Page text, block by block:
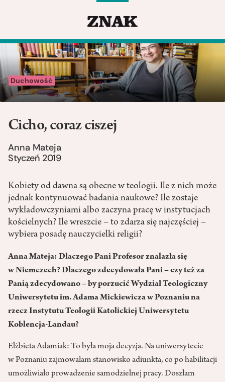
Duchowość
Cicho, coraz ciszej
Anna Mateja
Styczeń 2019
Kobiety od dawna są obecne w teologii. Ile z nich może
jednak kontynuować badania naukowe? Ile zostaje
wykładowczyniami albo zaczyna pracę w instytucjach
kościelnych? Ile wreszcie – to zdarza się najczęściej –
wybiera posadę nauczycielki religii?
Anna Mateja: Dlaczego Pani Profesor znalazła się
w Niemczech? Dlaczego zdecydowała Pani – czy też za
Panią zdecydowano – by porzucić Wydział Teologiczny
Uniwersytetu im. Adama Mickiewicza w Poznaniu na
rzecz Instytutu Teologii Katolickiej Uniwersytetu
Koblencja-Landau?
Elżbieta Adamiak: To była moja decyzja. Na uniwersytecie
w Poznaniu zajmowałam stanowisko adiunkta, co po habilitacji
umożliwiało prowadzenie samodzielnej pracy. Doszłam